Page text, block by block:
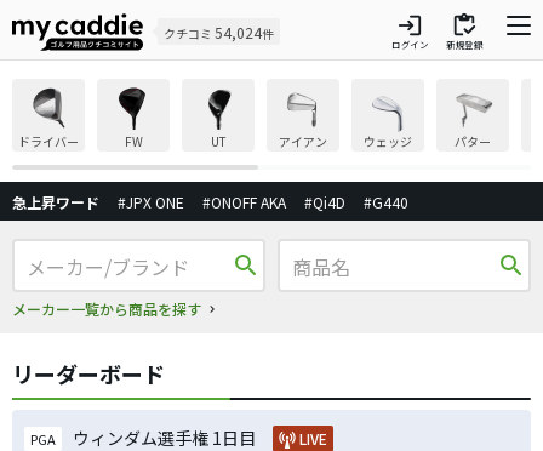
クチコミ 54,024件 login
ログイン
inventory
新規登録
ドライバー FW UT アイアン ウェッジ パター
急上昇ワード #JPX ONE #ONOFF AKA #Qi4D #G440
search
メーカー一覧から商品を探す
search
リーダーボード
PGA ウィンダム選手権 1日目 LIVE